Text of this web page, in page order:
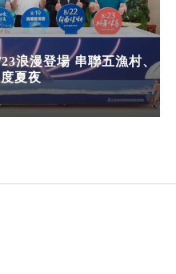
浪漫登場 串聯五漁村、
夏夜